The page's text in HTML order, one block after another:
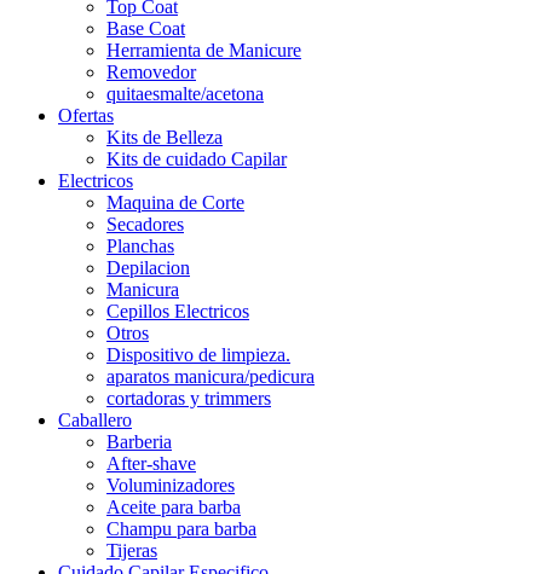
Top Coat
Base Coat
Herramienta de Manicure
Removedor
quitaesmalte/acetona
Ofertas
Kits de Belleza
Kits de cuidado Capilar
Electricos
Maquina de Corte
Secadores
Planchas
Depilacion
Manicura
Cepillos Electricos
Otros
Dispositivo de limpieza.
aparatos manicura/pedicura
cortadoras y trimmers
Caballero
Barberia
After-shave
Voluminizadores
Aceite para barba
Champu para barba
Tijeras